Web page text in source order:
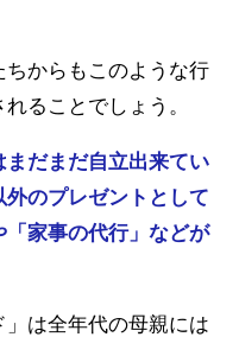
ちからもこのような行
ることでしょう。
だまだ自立出来てい
のプレゼントとして
「家事の代行」などが
は全年代の母親には